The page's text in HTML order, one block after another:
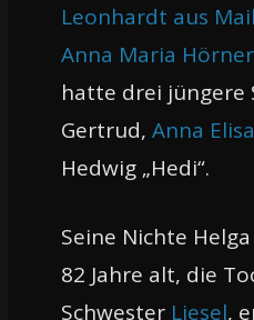
Leonhardt aus
Anna Maria Hörner
hatte drei jüngere
Gertrud, Anna
Hedwig „Hedi“.
Seine Nichte
82 Jahre alt, die
Schwester Liesel,